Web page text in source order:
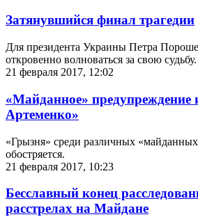
Затянувшийся финал трагедии
Для президента Украины Петра
откровенно волноваться за свою судьбу.
21 февраля 2017, 12:02
«Майданное» предупреждение
Артеменко»
«Грызня» среди различных
обостряется.
21 февраля 2017, 10:23
Бесславный конец
расстрелах на Майдане